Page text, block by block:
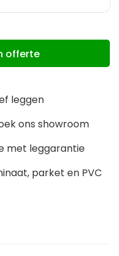
offerte
leggen
ons showroom
met leggarantie
parket en PVC